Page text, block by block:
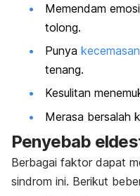
Memendam
tolong.
Punya
tenang.
Kesulitan
Merasa bersalah
Penyebab
Berbagai faktor dapat
sindrom ini. Berikut